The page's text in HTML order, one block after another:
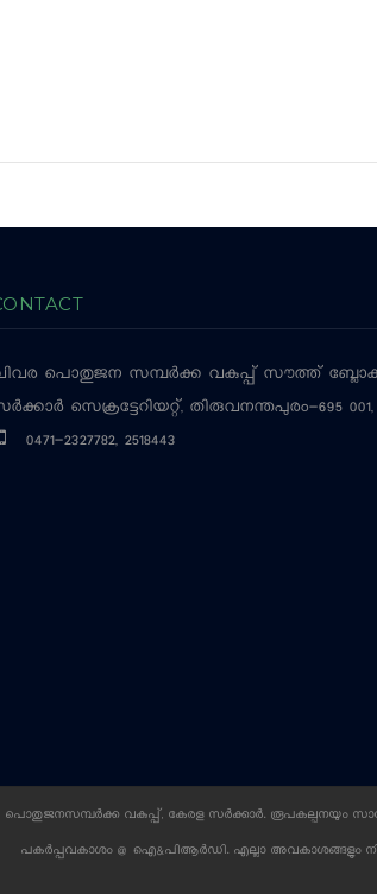
പൊതുജന സമ്പര്‍ക്ക വകുപ്പ് സൗത്ത്
സെക്രട്ടേറിയറ്റ്, തിരുവനന്തപുരം-695
0471-2327782, 2518443
പൊതുജനസമ്പര്‍ക്ക വകുപ്പ്, കേരള സര്‍ക്കാര്‍. രൂപകല്പനയും
പകര്‍പ്പവകാശം @ ഐ&പിആര്‍ഡി. എല്ലാ അവകാശങ്ങളും